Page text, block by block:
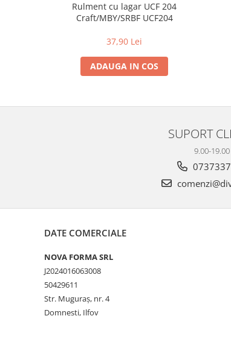
Rulment cu lagar UCF 204
Craft/MBY/SRBF UCF204
37,90 Lei
ADAUGA IN COS
SUPORT
9.00-19.00
DATE COMERCIALE
NOVA FORMA SRL
J2024016063008
50429611
Str. Muguraș, nr. 4
Domnesti, Ilfov